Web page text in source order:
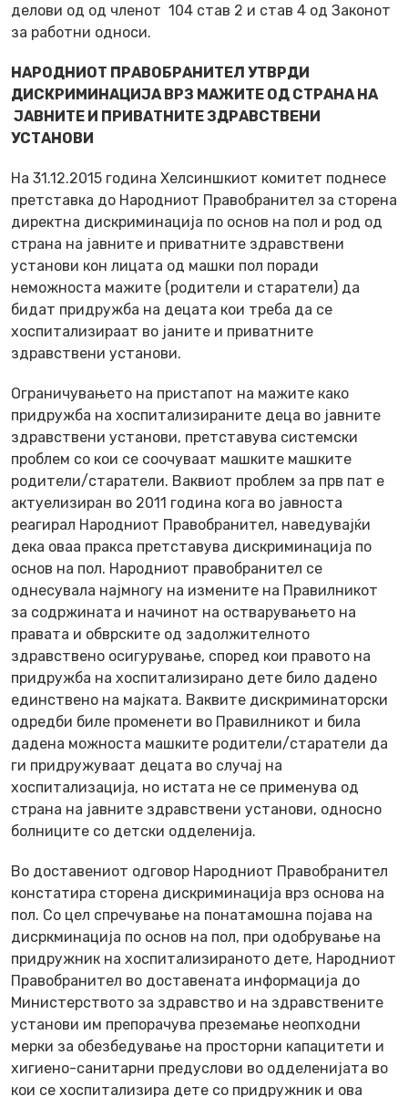
делови од од членот 104 став 2 и став 4 од Законот
за работни односи.
НАРОДНИОТ ПРАВОБРАНИТЕЛ УТВРДИ
ДИСКРИМИНАЦИЈА ВРЗ МАЖИТЕ ОД СТРАНА НА
ЈАВНИТЕ И ПРИВАТНИТЕ ЗДРАВСТВЕНИ
УСТАНОВИ
На 31.12.2015 година Хелсиншкиот комитет поднесе
претставка до Народниот Правобранител за сторена
директна дискриминација по основ на пол и род од
страна на јавните и приватните здравствени
установи кон лицата од машки пол поради
неможноста мажите (родители и старатели) да
бидат придружба на децата кои треба да се
хоспитализираат во јаните и приватните
здравствени установи.
Ограничувањето на пристапот на мажите како
придружба на хоспитализираните деца во јавните
здравствени установи, претставува системски
проблем со кои се соочуваат машките машките
родители/старатели. Ваквиот проблем за прв пат е
актуелизиран во 2011 година кога во јавноста
реагирал Народниот Правобранител, наведувајќи
дека оваа пракса претставува дискриминација по
основ на пол. Народниот правобранител се
однесувала најмногу на измените на Правилникот
за содржината и начинот на остварувањето на
правата и обврските од задолжителното
здравствено осигурување, според кои правото на
придружба на хоспитализирано дете било дадено
единствено на мајката. Ваквите дискриминаторски
одредби биле променети во Правилникот и била
дадена можноста машките родители/старатели да
ги придружуваат децата во случај на
хоспитализација, но истата не се применува од
страна на јавните здравствени установи, односно
болниците со детски одделенија.
Во доставениот одговор Народниот Правобранител
констатира сторена дискриминација врз основа на
пол. Со цел спречување на понатамошна појава на
дисркминација по основ на пол, при одобрување на
придружник на хоспитализираното дете, Народниот
Правобранител во доставената информација до
Министерството за здравство и на здравствените
установи им препорачува преземање неопходни
мерки за обезбедување на просторни капацитети и
хигиено-санитарни предуслови во одделенијата во
кои се хоспитализира дете со придружник и ова